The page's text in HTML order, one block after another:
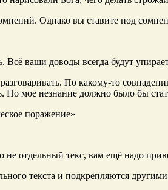
Однако вы ставите под
Всё ваши доводы всегда будут
По какому-то
Но мое незнание должно было бы
поражение»
не отдельный текс, вам ещё надо
текста и подкрепляются